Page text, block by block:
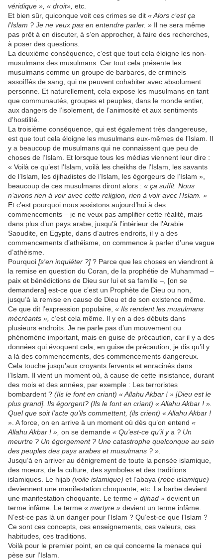
véridique », « droit», etc.
Et bien sûr, quiconque voit ces crimes se dit « Alors c’est ça
l’Islam ? Je ne veux pas en entendre parler. » Il ne sera même
pas prêt à en discuter, à s’en approcher, à faire des recherches,
à poser des questions.
La deuxième conséquence, c’est que tout cela éloigne les non-
musulmans des musulmans. Car tout cela présente les
musulmans comme un groupe de barbares, de criminels
assoiffés de sang, qui ne peuvent cohabiter avec absolument
personne. Et naturellement, cela expose les musulmans en tant
que communautés, groupes et peuples, dans le monde entier,
aux dangers de l’isolement, de l’animosité et aux sentiments
d’hostilité.
La troisième conséquence, qui est également très dangereuse,
est que tout cela éloigne les musulmans eux-mêmes de l’Islam. Il
y a beaucoup de musulmans qui ne connaissent que peu de
choses de l’Islam. Et lorsque tous les médias viennent leur dire :
« Voilà ce qu’est l’Islam, voilà les cheikhs de l’Islam, les savants
de l’Islam, les djihadistes de l’Islam, les égorgeurs de l’Islam »,
beaucoup de ces musulmans diront alors : « ça suffit. Nous
n’avons rien à voir avec cette religion, rien à voir avec l’Islam. »
Et c’est pourquoi nous assistons aujourd’hui à des
commencements – je ne veux pas amplifier cette réalité, mais
dans plus d’un pays arabe, jusqu’à l’intérieur de l’Arabie
Saoudite, en Egypte, dans d’autres endroits, il y a des
commencements d’athéisme, on commence à parler d’une vague
d’athéisme.
Pourquoi [s'en inquiéter ?] ? Parce que les choses en viendront à
la remise en question du Coran, de la prophétie de Muhammad –
paix et bénédictions de Dieu sur lui et sa famille –, [on se
demandera] est-ce que c’est un Prophète de Dieu ou non,
jusqu’à la remise en cause de Dieu et de son existence même.
Ce que dit l’expression populaire, « Ils rendent les musulmans
mécréants », c’est cela même. Il y en a des débuts dans
plusieurs endroits. Je ne parle pas d’un mouvement ou
phénomène important, mais en guise de précaution, car il y a des
données qui évoquent cela, en guise de précaution, je dis qu’il y
a là des commencements, des commencements dangereux.
Cela touche jusqu’aux croyants fervents et enracinés dans
l’Islam. Il vient un moment où, à cause de cette insistance, durant
des mois et des années, par exemple : Les terroristes
bombardent ? (Ils le font en criant) « Allahu Akbar ! » [Dieu est le
plus grand]. Ils égorgent? (Ils le font en criant) « Allahu Akbar ! ».
Quel que soit l’acte qu’ils commettent, (ils crient) « Allahu Akbar !
» . A force, on en arrive à un moment où dès qu’on entend «
Allahu Akbar ! », on se demande « Qu’est-ce qu’il y a ? Un
meurtre ? Un égorgement ? Une catastrophe quelconque au sein
des peuples des pays arabes et musulmans ? ».
Jusqu’à en arriver au dénigrement de toute la pensée islamique,
des mœurs, de la culture, des symboles et des traditions
islamiques. Le hijab (voile islamique) et l’abaya (robe islamique)
deviennent une manifestation choquante, etc. La barbe devient
une manifestation choquante. Le terme « djihad » devient un
terme infâme. Le terme « martyre » devient un terme infâme.
N’est-ce pas là un danger pour l’Islam ? Qu’est-ce que l’Islam ?
Ce sont ces concepts, ces enseignements, ces valeurs, ces
habitudes, ces traditions.
Voilà pour le premier point, en ce qui concerne la menace qui
pèse sur l’Islam.